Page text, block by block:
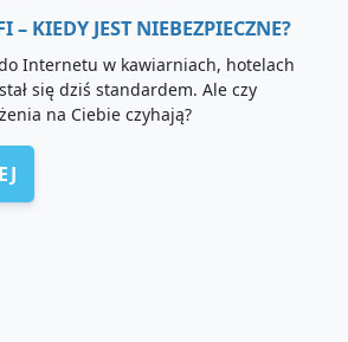
– KIEDY JEST NIEBEZPIECZNE?
Internetu w kawiarniach, hotelach
się dziś standardem. Ale czy
na Ciebie czyhają?